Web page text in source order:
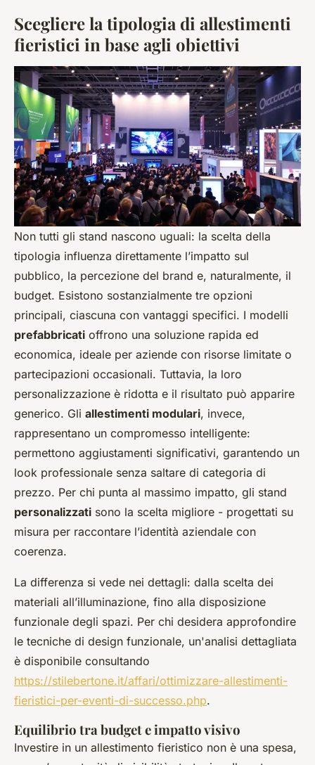
Scegliere la tipologia di allestimenti
fieristici in base agli obiettivi
Non tutti gli stand nascono uguali: la scelta della
tipologia influenza direttamente l’impatto sul
pubblico, la percezione del brand e, naturalmente, il
budget. Esistono sostanzialmente tre opzioni
principali, ciascuna con vantaggi specifici. I modelli
prefabbricati offrono una soluzione rapida ed
economica, ideale per aziende con risorse limitate o
partecipazioni occasionali. Tuttavia, la loro
personalizzazione è ridotta e il risultato può apparire
generico. Gli allestimenti modulari, invece,
rappresentano un compromesso intelligente:
permettono aggiustamenti significativi, garantendo un
look professionale senza saltare di categoria di
prezzo. Per chi punta al massimo impatto, gli stand
personalizzati sono la scelta migliore - progettati su
misura per raccontare l’identità aziendale con
coerenza.
La differenza si vede nei dettagli: dalla scelta dei
materiali all’illuminazione, fino alla disposizione
funzionale degli spazi. Per chi desidera approfondire
le tecniche di design funzionale, un'analisi dettagliata
è disponibile consultando
https://stilebertone.it/affari/ottimizzare-allestimenti-
fieristici-per-eventi-di-successo.php.
Equilibrio tra budget e impatto visivo
Investire in un allestimento fieristico non è una spesa,